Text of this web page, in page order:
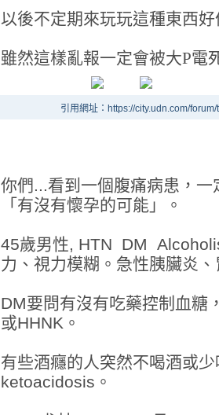
以後不定期來玩玩這種東西
雖然這樣亂報一定會被大P電
引用網址：https://city.udn.com/
你們...看到一個腹痛病患，
「有沒有懷孕的可能」。
45歲男性, HTN DM
力、視力模糊。急性胰臟炎
DM要問有沒有吃藥控制血糖
或HHNK。
有些酒癮的人突然不喝酒或
ketoacidosis。